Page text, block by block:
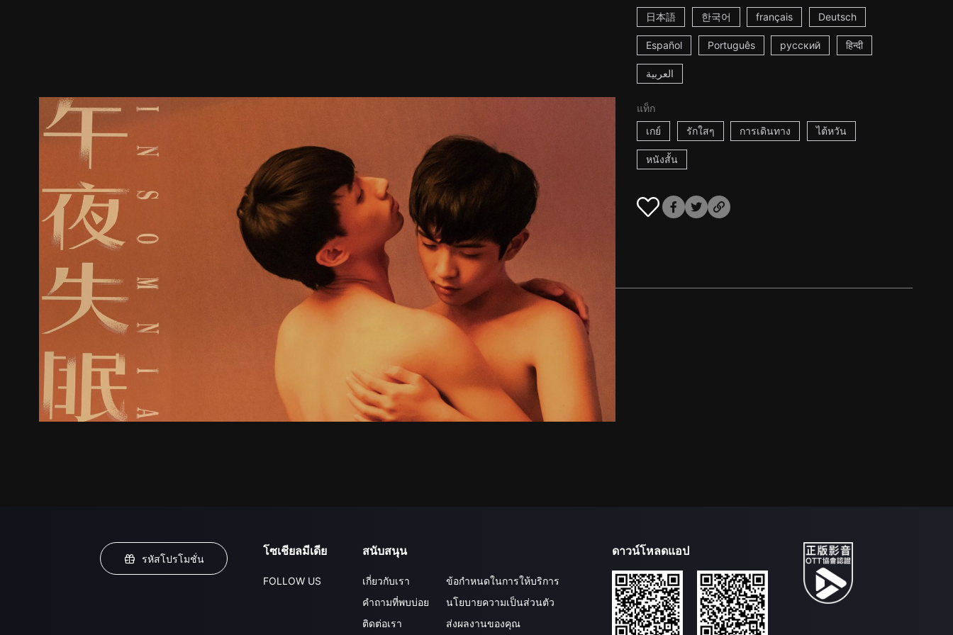
日本語 한국어 français Deutsch
Español Português русский हिन्दी
العربية
แท็ก
เกย์
รักใสๆ การเดินทาง ไต้หวัน
หนังสั้น
ตัวอย่าง รายละเอียด
รหัสโปรโมชั่น
โซเชียลมีเดีย
FOLLOW US
สนับสนุน
เกี่ยวกับเรา
คำถามที่พบบ่อย
ติดต่อเรา
ข้อกำหนดในการให้บริการ
นโยบายความเป็นส่วนตัว
ส่งผลงานของคุณ
ดาวน์โหลดแอป